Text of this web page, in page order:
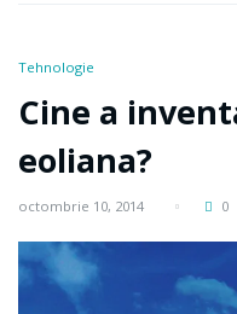
Tehnologie
Cine a
eoliana?
octombrie 10, 2014 0